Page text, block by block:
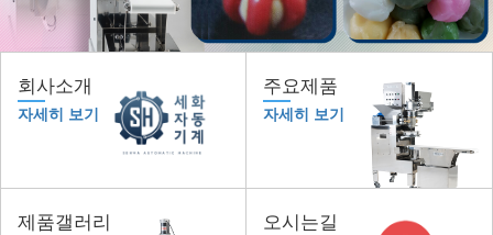
회사소개
자세히 보기
주요제품
자세히 보기
제품갤러리 오시는길